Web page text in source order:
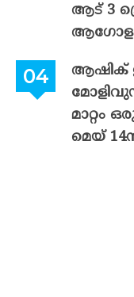
ആട് 3
ആഗോള
ആഷിക്
മാറ്റം
മെയ്